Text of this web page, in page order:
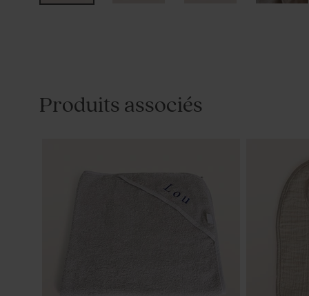
Produits associés